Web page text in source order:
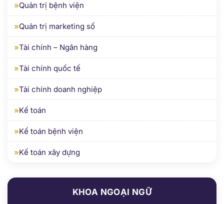
»Tài chính – Ngân hàng
»Tài chính quốc tế
»Tài chính doanh nghiệp
»Kế toán
»Kế toán bệnh viện
»Kế toán xây dựng
KHOA NGOẠI NGỮ